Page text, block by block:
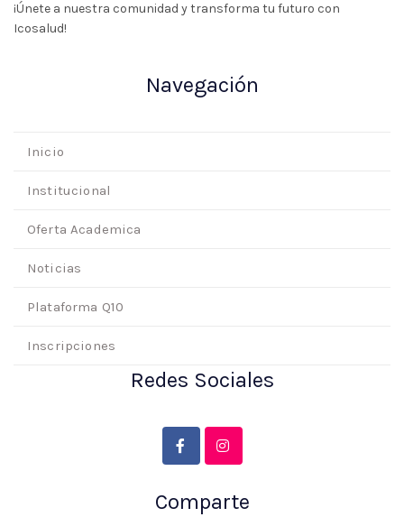
¡Únete a nuestra comunidad y transforma tu futuro con
Icosalud!
Navegación
Inicio
Institucional
Oferta Academica
Noticias
Plataforma Q10
Inscripciones
Redes Sociales
Comparte